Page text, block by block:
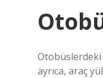
ayrıca, araç